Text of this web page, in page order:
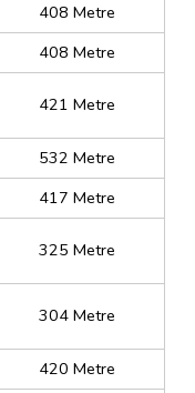
408 Metre
408 Metre
421 Metre
532 Metre
417 Metre
325 Metre
304 Metre
420 Metre